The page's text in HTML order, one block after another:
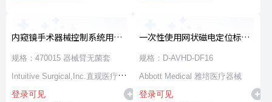
内窥镜手术器械控制系统用无
源器械和附件
规格：470015 器械臂无菌套
Intuitive Surgical,Inc.直观医疗公
司
登录可见
一次性使用网状磁电定位标测
导管
规格：D-AVHD-DF16
Abbott Medical 雅培医疗器械
登录可见